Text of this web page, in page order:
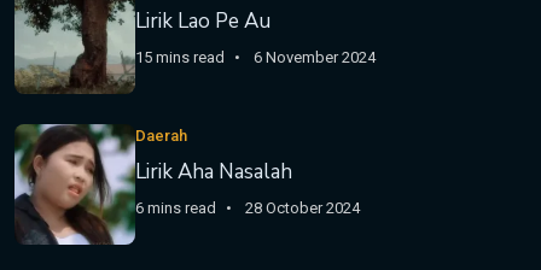
Lirik Lao Pe Au
15 mins read 6 November 2024
Daerah
Lirik Aha Nasalah
6 mins read 28 October 2024